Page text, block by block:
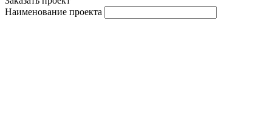
Наименование проекта